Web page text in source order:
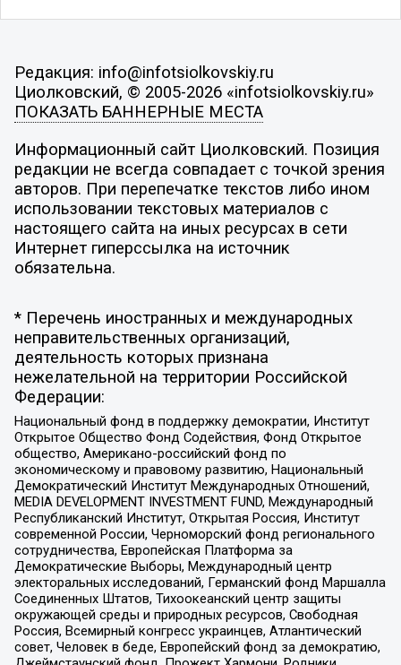
Редакция: info@infotsiolkovskiy.ru
Циолковский, © 2005-2026 «infotsiolkovskiy.ru»
ПОКАЗАТЬ БАННЕРНЫЕ МЕСТА
Информационный сайт Циолковский. Позиция
редакции не всегда совпадает с точкой зрения
авторов. При перепечатке текстов либо ином
использовании текстовых материалов с
настоящего сайта на иных ресурсах в сети
Интернет гиперссылка на источник
обязательна.
* Перечень иностранных и международных
неправительственных организаций,
деятельность которых признана
нежелательной на территории Российской
Федерации:
Национальный фонд в поддержку демократии, Институт
Открытое Общество Фонд Содействия, Фонд Открытое
общество, Американо-российский фонд по
экономическому и правовому развитию, Национальный
Демократический Институт Международных Отношений,
MEDIA DEVELOPMENT INVESTMENT FUND, Международный
Республиканский Институт, Открытая Россия, Институт
современной России, Черноморский фонд регионального
сотрудничества, Европейская Платформа за
Демократические Выборы, Международный центр
электоральных исследований, Германский фонд Маршалла
Соединенных Штатов, Тихоокеанский центр защиты
окружающей среды и природных ресурсов, Свободная
Россия, Всемирный конгресс украинцев, Атлантический
совет, Человек в беде, Европейский фонд за демократию,